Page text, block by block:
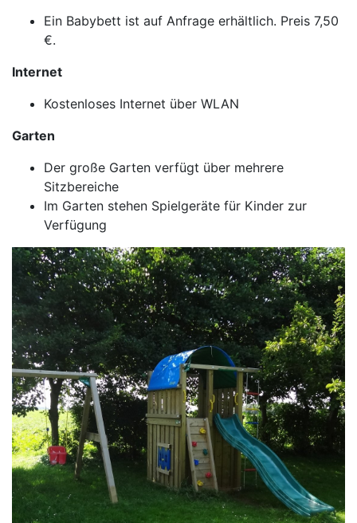
Ein Babybett ist auf Anfrage erhältlich. Preis 7,50
€.
Internet
Kostenloses Internet über WLAN
Garten
Der große Garten verfügt über mehrere
Sitzbereiche
Im Garten stehen Spielgeräte für Kinder zur
Verfügung